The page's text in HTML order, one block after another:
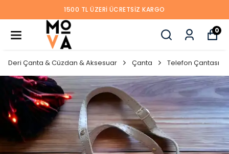
1500 TL ÜZERI ÜCRETSIZ KARGO
0
Deri Çanta & Cüzdan & Aksesuar Çanta Telefon Çantası